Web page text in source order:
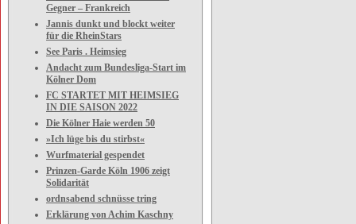
Gegner – Frankreich
Jannis dunkt und blockt weiter
für die RheinStars
See Paris . Heimsieg
Andacht zum Bundesliga-Start im
Kölner Dom
FC STARTET MIT HEIMSIEG
IN DIE SAISON 2022
Die Kölner Haie werden 50
»Ich lüge bis du stirbst«
Wurfmaterial gespendet
Prinzen-Garde Köln 1906 zeigt
Solidarität
ordnsabend schnüsse tring
Erklärung von Achim Kaschny